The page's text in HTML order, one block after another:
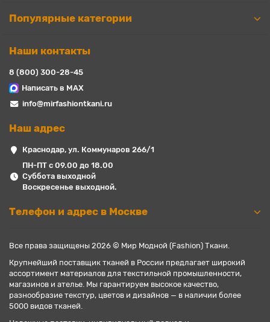
Популярные категории
Наши контакты
8 (800) 300-28-45
Написать в MAX
info@mirfashiontkani.ru
Наш адрес
Краснодар, ул. Коммунаров 266/1
ПН-ПТ с 09.00 до 18.00
Суббота выходной
Воскресенье выходной.
Телефон и адрес в Москве
Все права защищены 2026 © Мир Модной (Fashion) Ткани.
Крупнейший поставщик тканей в России предлагает широкий
ассортимент материалов для текстильной промышленности,
магазинов и ателье. Мы гарантируем высокое качество,
разнообразие текстур, цветов и дизайнов — в наличии более
5000 видов тканей.